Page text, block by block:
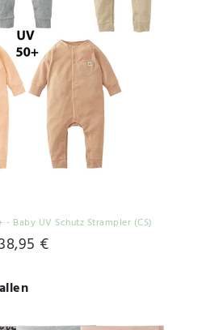
Baby UV Schutz Strampler (CS)
€